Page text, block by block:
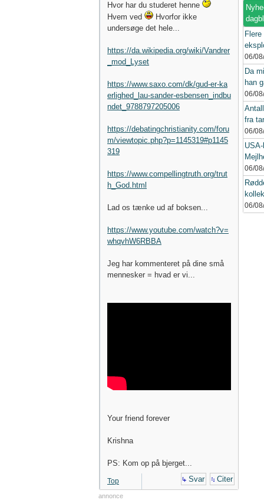
Hvor har du studeret henne
Hvem ved
Hvorfor ikke
undersøge det hele...
https://da.wikipedia.org/wiki/Vandrer
_mod_Lyset
https://www.saxo.com/dk/gud-er-ka
erlighed_lau-sander-esbensen_indbu
ndet_9788797205006
https://debatingchristianity.com/foru
m/viewtopic.php?p=1145319#p1145
319
https://www.compellingtruth.org/trut
h_God.html
Lad os tænke ud af boksen...
https://www.youtube.com/watch?v=
whqvhW6RBBA
Jeg har kommenteret på dine små
mennesker = hvad er vi...
Your friend forever
Krishna
PS: Kom op på bjerget...
Top Svar Citer
annonce
06/
Da
han
06/
fra
06/
06/
06/